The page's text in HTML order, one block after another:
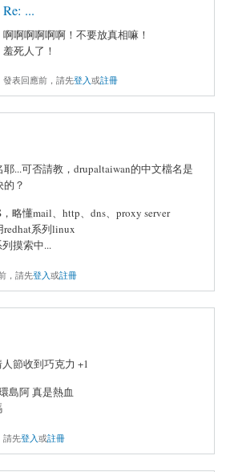
Re: ...
啊啊啊啊啊啊！不要放真相嘛！
羞死人了！
發表回應前，請先登入或註冊
耶...可否請教，drupaltaiwan的中文檔名是
？
略懂mail、http、dns、proxy server
redhat系列linux
摸索中...
，請先登入或註冊
節收到巧克力 +1
島阿 真是熱血
請先登入或註冊